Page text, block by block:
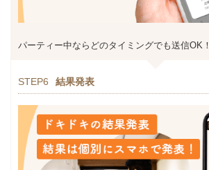
パーティー中ならどのタイミングでも送信OK！
STEP6 結果発表